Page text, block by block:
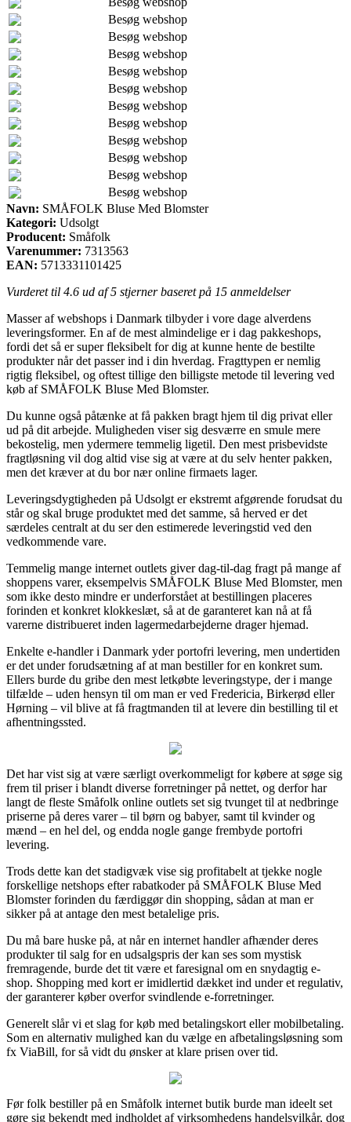
Besøg webshop
Besøg webshop
Besøg webshop
Besøg webshop
Besøg webshop
Besøg webshop
Besøg webshop
Besøg webshop
Besøg webshop
Besøg webshop
Besøg webshop
Navn: SMÅFOLK Bluse Med Blomster
Kategori: Udsolgt
Producent: Småfolk
Varenummer: 7313563
EAN: 5713331101425
Vurderet til 4.6 ud af 5 stjerner baseret på 15 anmeldelser
Masser af webshops i Danmark tilbyder i vore dage alverdens
leveringsformer. En af de mest almindelige er i dag pakkeshops,
fordi det så er super fleksibelt for dig at kunne hente de bestilte
produkter når det passer ind i din hverdag. Fragttypen er nemlig
rigtig fleksibel, og oftest tillige den billigste metode til levering ved
køb af SMÅFOLK Bluse Med Blomster.
Du kunne også påtænke at få pakken bragt hjem til dig privat eller
ud på dit arbejde. Muligheden viser sig desværre en smule mere
bekostelig, men ydermere temmelig ligetil. Den mest prisbevidste
fragtløsning vil dog altid vise sig at være at du selv henter pakken,
men det kræver at du bor nær online firmaets lager.
Leveringsdygtigheden på Udsolgt er ekstremt afgørende forudsat du
står og skal bruge produktet med det samme, så herved er det
særdeles centralt at du ser den estimerede leveringstid ved den
vedkommende vare.
Temmelig mange internet outlets giver dag-til-dag fragt på mange af
shoppens varer, eksempelvis SMÅFOLK Bluse Med Blomster, men
som ikke desto mindre er underforstået at bestillingen placeres
forinden et konkret klokkeslæt, så at de garanteret kan nå at få
varerne distribueret inden lagermedarbejderne drager hjemad.
Enkelte e-handler i Danmark yder portofri levering, men undertiden
er det under forudsætning af at man bestiller for en konkret sum.
Ellers burde du gribe den mest letkøbte leveringstype, der i mange
tilfælde – uden hensyn til om man er ved Fredericia, Birkerød eller
Hørning – vil blive at få fragtmanden til at levere din bestilling til et
afhentningssted.
Det har vist sig at være særligt overkommeligt for købere at søge sig
frem til priser i blandt diverse forretninger på nettet, og derfor har
langt de fleste Småfolk online outlets set sig tvunget til at nedbringe
priserne på deres varer – til børn og babyer, samt til kvinder og
mænd – en hel del, og endda nogle gange frembyde portofri
levering.
Trods dette kan det stadigvæk vise sig profitabelt at tjekke nogle
forskellige netshops efter rabatkoder på SMÅFOLK Bluse Med
Blomster forinden du færdiggør din shopping, sådan at man er
sikker på at antage den mest betalelige pris.
Du må bare huske på, at når en internet handler afhænder deres
produkter til salg for en udsalgspris der kan ses som mystisk
fremragende, burde det tit være et faresignal om en snydagtig e-
shop. Shopping med kort er imidlertid dækket ind under et regulativ,
der garanterer køber overfor svindlende e-forretninger.
Generelt slår vi et slag for køb med betalingskort eller mobilbetaling.
Som en alternativ mulighed kan du vælge en afbetalingsløsning som
fx ViaBill, for så vidt du ønsker at klare prisen over tid.
Før folk bestiller på en Småfolk internet butik burde man ideelt set
gøre sig bekendt med indholdet af virksomhedens handelsvilkår, dog